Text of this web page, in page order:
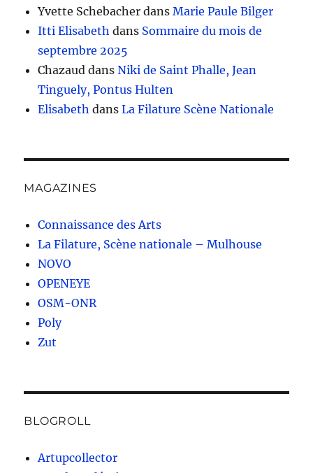
Yvette Schebacher dansMarie Paule Bilger
Itti Elisabeth dans Sommaire du mois de
septembre 2025
Chazaud dansNiki de Saint Phalle, Jean
Tinguely, Pontus Hulten
Elisabeth dansLa Filature Scène Nationale
MAGAZINES
Connaissance des Arts
La Filature, Scène nationale – Mulhouse
NOVO
OPENEYE
OSM-ONR
Poly
Zut
BLOGROLL
Artupcollector